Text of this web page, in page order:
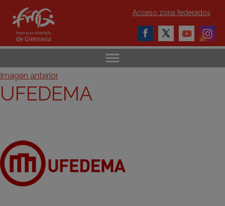
Acceso zona federados
Imagen anterior
UFEDEMA